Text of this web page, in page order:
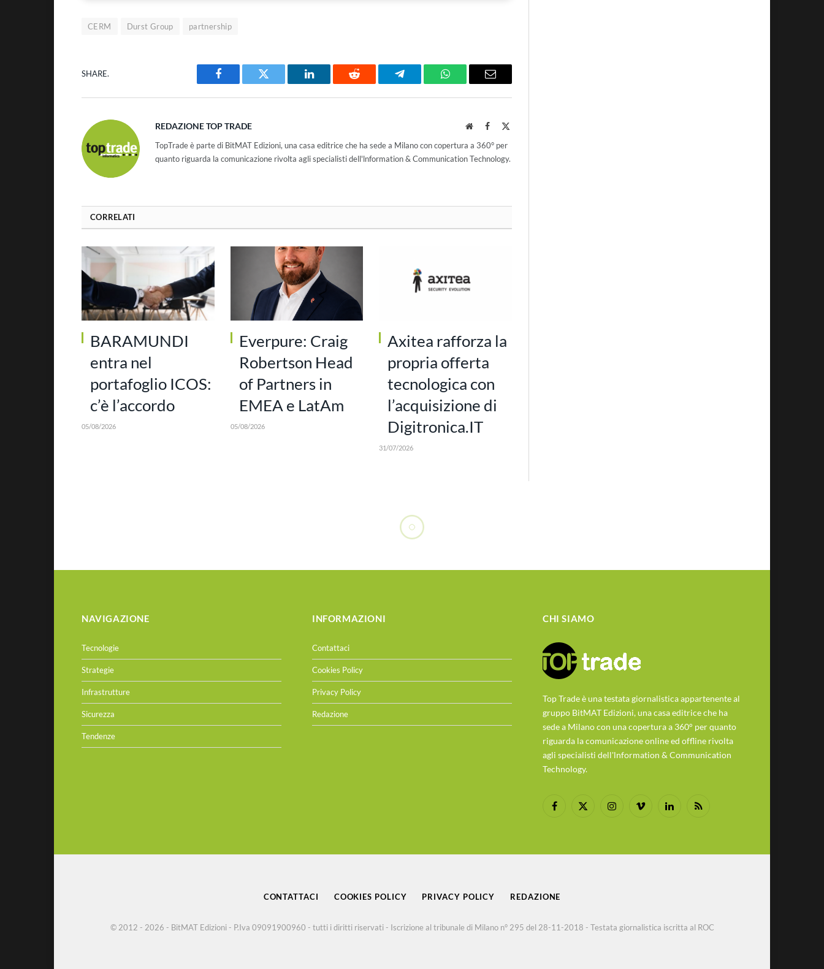
CERM Durst Group partnership
SHARE.
Facebook Twitter LinkedIn Reddit Telegram WhatsAppEmail
REDAZIONE TOP TRADE WebsiteFacebook
TopTrade è parte di BitMAT Edizioni, una casa editrice che ha sede a Milano con copertura a 360° per
quanto riguarda la comunicazione rivolta agli specialisti dell'lnformation & Communication Technology.
CORRELATI
BARAMUNDI
entra nel
portafoglio ICOS:
c’è l’accordo
05/08/2026
Everpure: Craig
Robertson Head
of Partners in
EMEA e LatAm
05/08/2026
Axitea rafforza la
propria offerta
tecnologica con
l’acquisizione di
Digitronica.IT
31/07/2026
NAVIGAZIONE
Tecnologie
Strategie
Infrastrutture
Sicurezza
Tendenze
INFORMAZIONI
Contattaci
Cookies Policy
Privacy Policy
Redazione
CHI SIAMO
Top Trade è una testata giornalistica appartenente al
gruppo BitMAT Edizioni, una casa editrice che ha
sede a Milano con una copertura a 360° per quanto
riguarda la comunicazione online ed offline rivolta
agli specialisti dell'lnformation & Communication
Technology.
Facebook
X
InstagramVimeo LinkedInRSS
CONTATTACI COOKIES POLICY PRIVACY POLICY REDAZIONE
© 2012 - 2026 - BitMAT Edizioni - P.Iva 09091900960 - tutti i diritti riservati - Iscrizione al tribunale di Milano n° 295 del 28-11-2018 - Testata giornalistica iscritta al ROC